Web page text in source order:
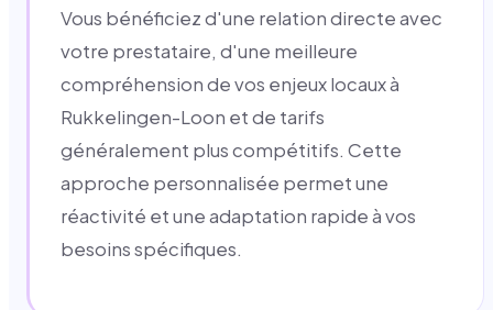
Vous bénéficiez d'une relation directe avec
votre prestataire, d'une meilleure
compréhension de vos enjeux locaux à
Rukkelingen-Loon et de tarifs
généralement plus compétitifs. Cette
approche personnalisée permet une
réactivité et une adaptation rapide à vos
besoins spécifiques.